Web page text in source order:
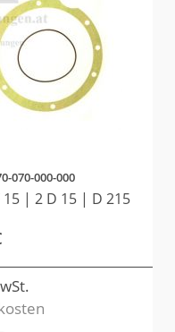
070-000-000
| 2 D 15 | D 215